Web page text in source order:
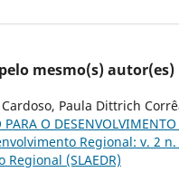
mesmo(s) autor(es)
Paula Dittrich
PARA O
Regional: v. 2
Regional (SLAEDR)